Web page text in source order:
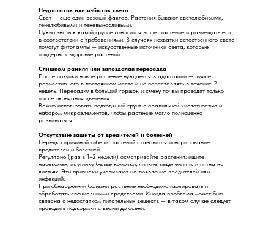
Недостаток или избыток света
Свет — ещё один важный фактор. Растения бывают светолюбивыми,
тенелюбивыми и теневыносливыми.
Нужно знать к какой группе относится ваше растение и размещать его
в соответствии с требованиями. В случаях нехватки естественного света
помогут фитолампы — искусственные источники света, которые
поддержат здоровье растений.
Слишком ранняя или запоздалая пересадка
После покупки новое растение нуждается в адаптации — лучше
разместить его в постоянном месте и не переставлять в течение 2
недель. Пересадку в больший горшок и смену почвы проводят только
после окончания цветения.
Важно использовать подходящий грунт с правильной кислотностью и
набором микроэлементов, чтобы растение могло полноценно
развиваться.
Отсутствие защиты от вредителей и болезней
Нередко причиной гибели растений становится игнорирование
вредителей и болезней.
Регулярно (раз в 1–2 недели) осматривайте растения: ищите
насекомых, паутинку, белые комочки, липкие выделения или пятна на
листьях. Эти признаки указывают на появление вредителей или
инфекций.
При обнаружении болезни растение необходимо изолировать и
обработать специальными средствами. Иногда проблема может быть
связана с недостатком питательных веществ — в таком случае следует
проводить подкормки с весны до осени.